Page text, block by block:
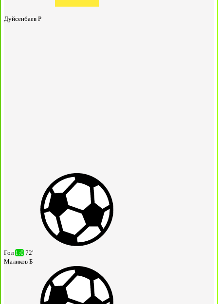
Дуйсенбаев Р
Гол 1:0 72'
Маликов Б